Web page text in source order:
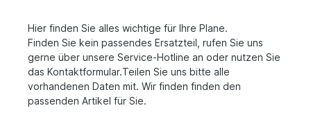
Hier finden Sie alles wichtige für Ihre Plane.
Finden Sie kein passendes Ersatzteil, rufen Sie uns
gerne über unsere Service-Hotline an oder nutzen Sie
das Kontaktformular.Teilen Sie uns bitte alle
vorhandenen Daten mit. Wir finden finden den
passenden Artikel für Sie.